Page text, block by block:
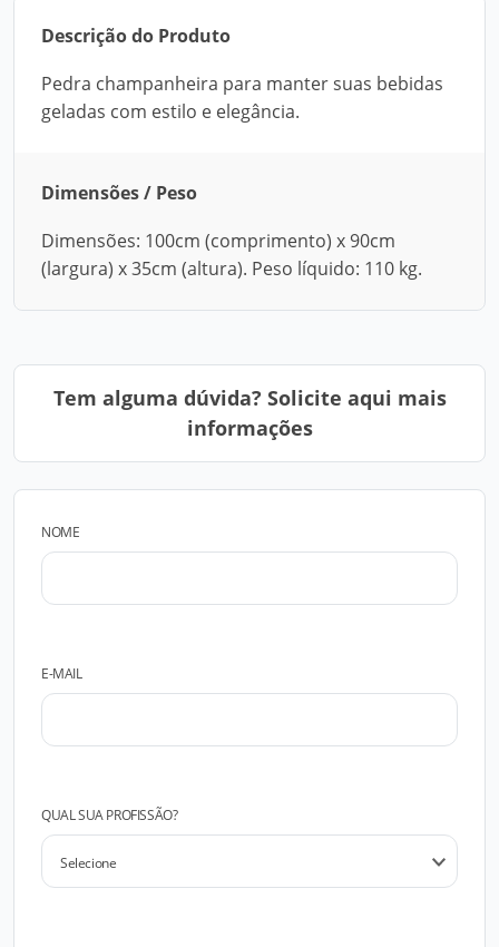
Descrição do Produto
Pedra champanheira para manter suas bebidas
geladas com estilo e elegância.
Dimensões / Peso
Dimensões: 100cm (comprimento) x 90cm
(largura) x 35cm (altura). Peso líquido: 110 kg.
Tem alguma dúvida? Solicite aqui mais
informações
NOME
E-MAIL
QUAL SUA PROFISSÃO?